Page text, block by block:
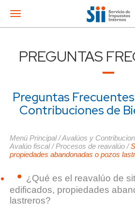
PREGUNTAS
Preguntas
Contribuciones de
Menú Principal/Avalúos y
Avalúo fiscal/Procesos de reavalúo /
propiedades abandonadas o pozos
¿Qué es el reavalúo de
edificados, propiedades
lastreros?
Mostrar
menu